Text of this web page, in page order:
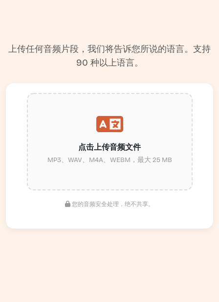
上传任何音频片段，我们将告诉您所说的语言。支持
90 种以上语言。
点击上传音频文件
MP3、WAV、M4A、WEBM，最大 25 MB
您的音频安全处理，绝不共享。